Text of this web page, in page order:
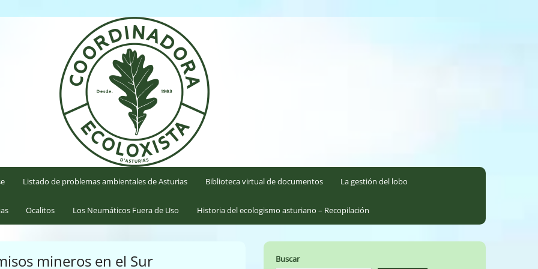
Listado de problemas ambientales de Asturias Biblioteca virtual de documentos La gestión del lobo
Ocalitos Los Neumáticos Fuera de Uso Historia del ecologismo asturiano – Recopilación
mineros en el Sur Buscar